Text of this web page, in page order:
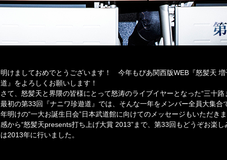
明けましておめでとうございます！ 今年もぴあ関西版WEB『怒髪天 増
道』をよろしくお願いします！
さて、怒髪天と界隈の皆様にとって怒涛のライブイヤーとなった“三十路
最初の第33回『ナニワ珍遊道』では、そんな一年をメンバー全員大集合
年明けの“一大お誕生日会”日本武道館に向けてのメッセージもいただ
感から“怒髪天presents打ち上げ大賞 2013”まで、第33回もどうぞお楽
は2013年に行いました。